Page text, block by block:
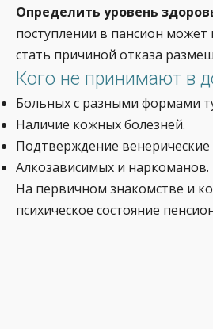
Определить уровень
поступлении в пансион
стать причиной отказа
Кого не принимают в
Больных с разными формами
Наличие кожных болезней.
Подтверждение
Алкозависимых и наркоманов.
На первичном знакомстве и
психическое состояние